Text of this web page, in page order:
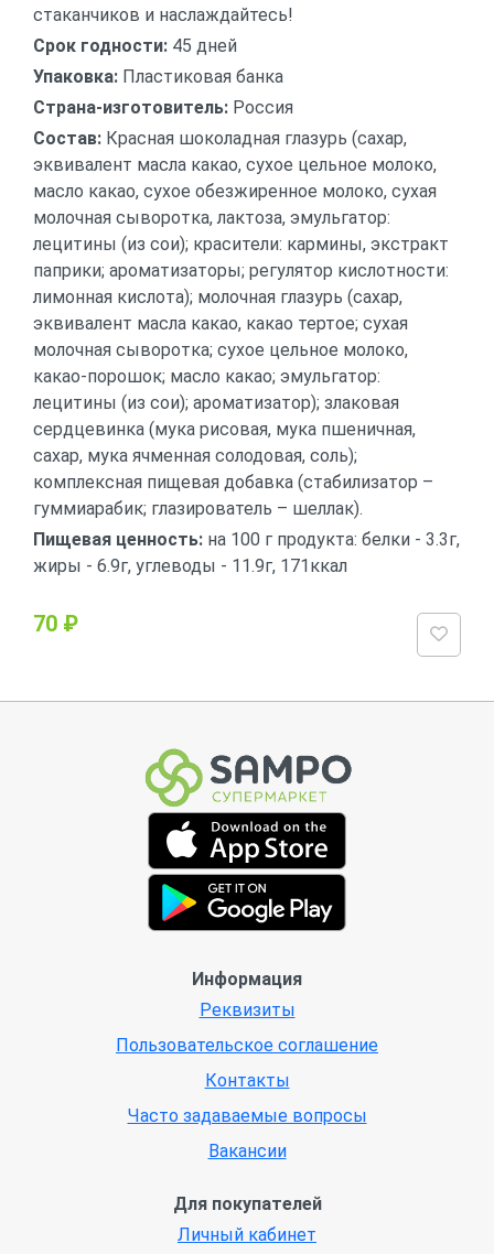
стаканчиков и наслаждайтесь!
Срок годности: 45 дней
Упаковка: Пластиковая банка
Страна-изготовитель: Россия
Состав: Красная шоколадная глазурь (сахар,
эквивалент масла какао, сухое цельное молоко,
масло какао, сухое обезжиренное молоко, сухая
молочная сыворотка, лактоза, эмульгатор:
лецитины (из сои); красители: кармины, экстракт
паприки; ароматизаторы; регулятор кислотности:
лимонная кислота); молочная глазурь (сахар,
эквивалент масла какао, какао тертое; сухая
молочная сыворотка; сухое цельное молоко,
какао-порошок; масло какао; эмульгатор:
лецитины (из сои); ароматизатор); злаковая
сердцевинка (мука рисовая, мука пшеничная,
сахар, мука ячменная солодовая, соль);
комплексная пищевая добавка (стабилизатор –
гуммиарабик; глазирователь – шеллак).
Пищевая ценность: на 100 г продукта: белки - 3.3г,
жиры - 6.9г, углеводы - 11.9г, 171ккал
70 ₽
Информация
Реквизиты
Пользовательское соглашение
Контакты
Часто задаваемые вопросы
Вакансии
Для покупателей
Личный кабинет